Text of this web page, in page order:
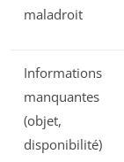
maladroit
Informations
manquantes
(objet,
disponibilité)